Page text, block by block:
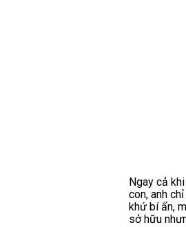
Ngay cả
con, anh
khứ bí ẩn,
sở hữu